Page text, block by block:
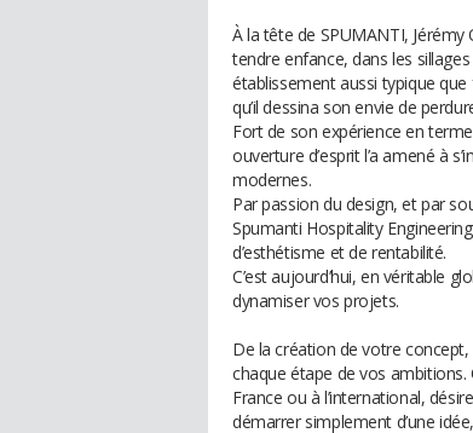
À la tête de SPUMANTI,
tendre enfance, dans les
établissement aussi typique que
qu’il dessina son envie de
Fort de son expérience en
ouverture d’esprit l’a amené à
modernes.
Par passion du design, et par
Spumanti Hospitality
d’esthétisme et de rentabilité.
C’est aujourd’hui, en véritable
dynamiser vos projets.
De la création de votre
chaque étape de vos
France ou à l’international,
démarrer simplement d’une